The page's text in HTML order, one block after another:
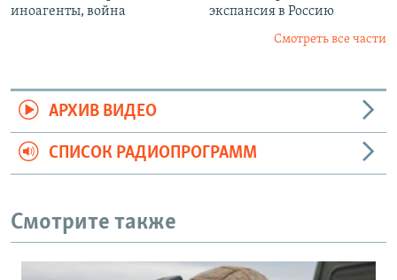
иноагенты, война
экспансия в Россию
Смотреть все части
АРХИВ ВИДЕО
СПИСОК РАДИОПРОГРАММ
Смотрите также